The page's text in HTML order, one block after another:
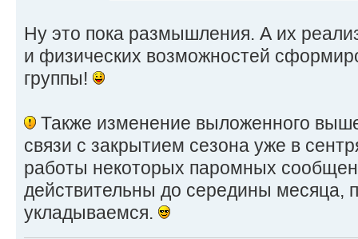
Ну это пока размышления. А их
и физических возможностей
группы!
Также изменение выложенного
связи с закрытием сезона уже в
работы некоторых паромных
действительны до середины месяца,
укладываемся.